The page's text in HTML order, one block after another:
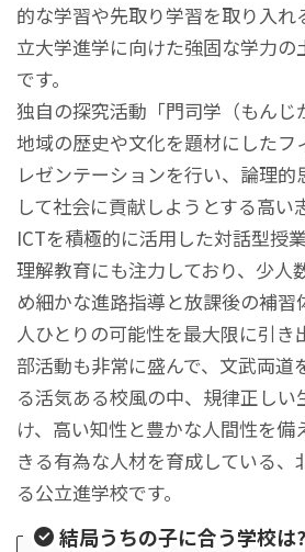
的な学習や先取り学習を取り入れ
立大学進学に向けた強固な学力の
です。
独自の探究活動「門司学（もんじ
地域の歴史や文化を題材にしたフ
レゼンテーションを行い、論理
して社会に貢献しようとする高い
ICTを積極的に活用した対話型授
理解教育にも注力しており、少人
め細かな進路指導と放課後の補習
人ひとりの可能性を最大限に引き
部活動も非常に盛んで、文武両道
る活気ある校風の中、規律正しい
け、高い知性と豊かな人間性を備
きる有為な人材を育成している、
る公立進学校です。
結局うちの子に合う学校は?